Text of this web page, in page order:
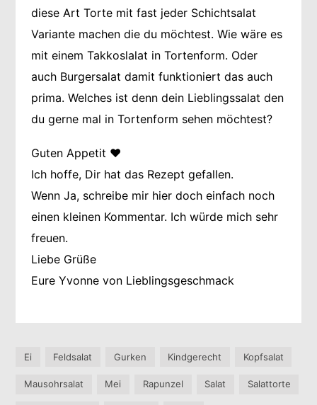
diese Art Torte mit fast jeder Schichtsalat
Variante machen die du möchtest. Wie wäre es
mit einem Takkoslalat in Tortenform. Oder
auch Burgersalat damit funktioniert das auch
prima. Welches ist denn dein Lieblingssalat den
du gerne mal in Tortenform sehen möchtest?
Guten Appetit ❤️
Ich hoffe, Dir hat das Rezept gefallen.
Wenn Ja, schreibe mir hier doch einfach noch
einen kleinen Kommentar. Ich würde mich sehr
freuen.
Liebe Grüße
Eure Yvonne von Lieblingsgeschmack
Ei Feldsalat Gurken Kindgerecht Kopfsalat
Mausohrsalat Mei Rapunzel Salat Salattorte